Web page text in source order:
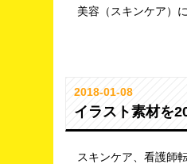
美容（スキンケア）
2018-01-08
イラスト素材を
スキンケア、看護師